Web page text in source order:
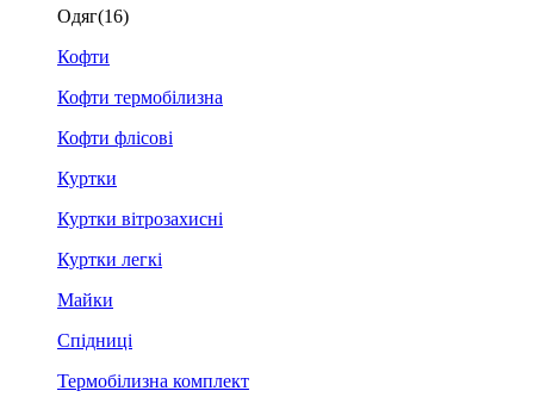
Одяг(16)
Кофти
Кофти термобілизна
Кофти флісові
Куртки
Куртки вітрозахисні
Куртки легкі
Майки
Спідниці
Термобілизна комплект